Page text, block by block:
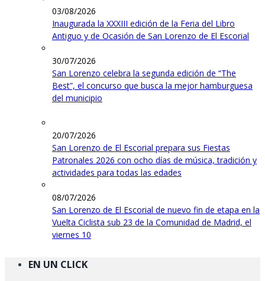
03/08/2026
Inaugurada la XXXIII edición de la Feria del Libro
Antiguo y de Ocasión de San Lorenzo de El Escorial
30/07/2026
San Lorenzo celebra la segunda edición de “The
Best”, el concurso que busca la mejor hamburguesa
del municipio
20/07/2026
San Lorenzo de El Escorial prepara sus Fiestas
Patronales 2026 con ocho días de música, tradición y
actividades para todas las edades
08/07/2026
San Lorenzo de El Escorial de nuevo fin de etapa en la
Vuelta Ciclista sub 23 de la Comunidad de Madrid, el
viernes 10
EN UN CLICK